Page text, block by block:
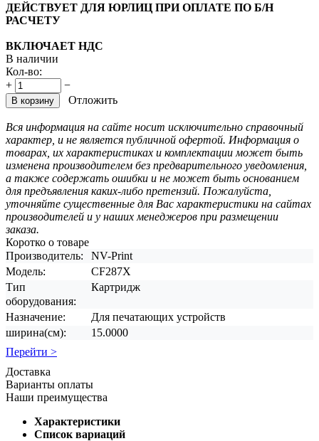
ДЕЙСТВУЕТ ДЛЯ ЮРЛИЦ ПРИ ОПЛАТЕ ПО Б/Н
РАСЧЕТУ
ВКЛЮЧАЕТ НДС
В наличии
Кол-во:
+
−
В корзину Отложить
Вся информация на сайте носит исключительно справочный
характер, и не является публичной офертой. Информация о
товарах, их характеристиках и комплектации может быть
изменена производителем без предварительного уведомления,
а также содержать ошибки и не может быть основанием
для предъявления каких-либо претензий. Пожалуйста,
уточняйте существенные для Вас характеристики на сайтах
производителей и у наших менеджеров при размещении
заказа.
Коротко о товаре
Производитель:
NV-Print
Модель:
CF287X
Тип
оборудования:
Картридж
Назначение:
Для печатающих устройств
ширина(см):
15.0000
Перейти >
Доставка
Варианты оплаты
Наши преимущества
Характеристики
Список вариаций